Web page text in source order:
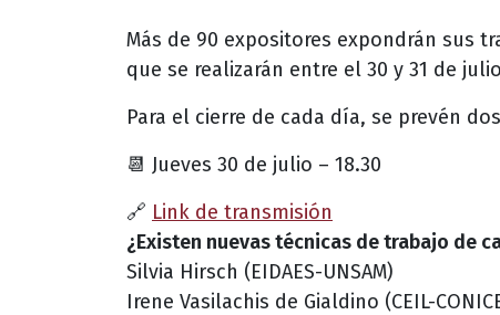
Más de 90 expositores expondrán sus
que se realizarán entre el 30 y 31 de
Para el cierre de cada día, se prevén
📆 Jueves 30 de julio – 18.30
🔗 Link de transmisión
¿Existen nuevas técnicas de trabajo de
Silvia Hirsch (EIDAES-UNSAM)
Irene Vasilachis de Gialdino (CEIL-